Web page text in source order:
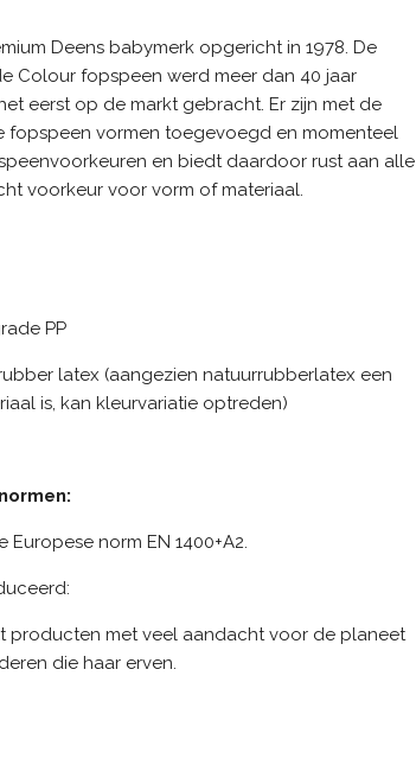
Deens babymerk opgericht in 1978. De
Colour fopspeen werd meer dan 40 jaar
eerst op de markt gebracht. Er zijn met de
fopspeen vormen toegevoegd en momenteel
en biedt daardoor rust aan alle
voorkeur voor vorm of materiaal.
PP
latex (aangezien natuurrubberlatex een
is, kan kleurvariatie optreden)
norm EN 1400+A2.
producten met veel aandacht voor de planeet
die haar erven.